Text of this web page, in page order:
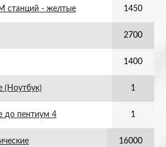
станций - желтые 1450
2700
1400
(Ноутбук) 1
до пентиум 4 1
16000